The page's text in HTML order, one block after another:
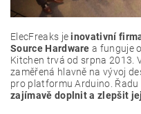
ElecFreaks jeinovativní
Source Hardware a funguje
Kitchen trvá od srpna 2013.
zaměřená hlavně na vývoj
pro platformu Arduino.
zajímavě doplnit a zlepšit